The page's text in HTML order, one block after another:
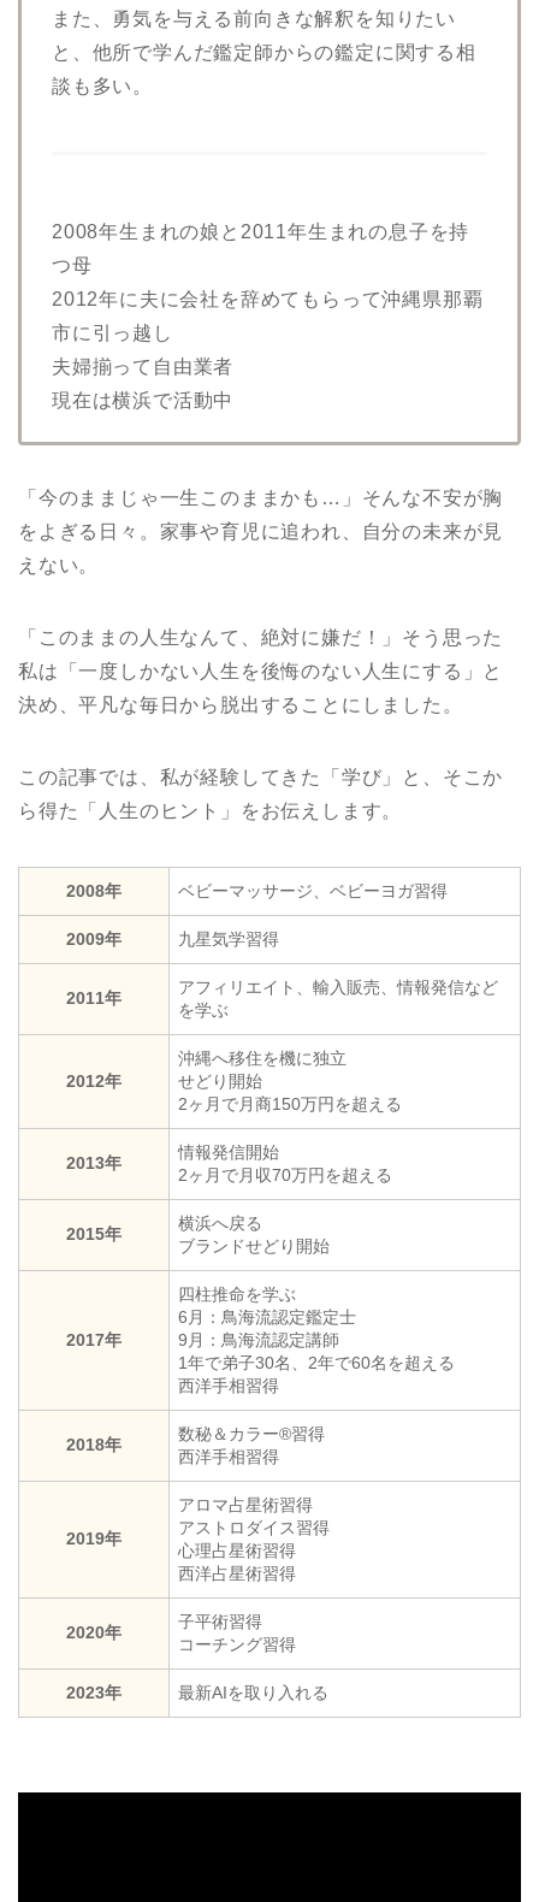
また、勇気を与える前向きな解釈を知りたい
と、他所で学んだ鑑定師からの鑑定に関する相
談も多い。
2008年生まれの娘と2011年生まれの息子を持
つ母
2012年に夫に会社を辞めてもらって沖縄県那覇
市に引っ越し
夫婦揃って自由業者
現在は横浜で活動中
「今のままじゃ一生このままかも…」そんな不安が胸
をよぎる日々。家事や育児に追われ、自分の未来が見
えない。
「このままの人生なんて、絶対に嫌だ！」そう思った
私は「一度しかない人生を後悔のない人生にする」と
決め、平凡な毎日から脱出することにしました。
この記事では、私が経験してきた「学び」と、そこか
ら得た「人生のヒント」をお伝えします。
2008年 ベビーマッサージ、ベビーヨガ習得
2009年 九星気学習得
2011年
アフィリエイト、輸入販売、情報発信など
を学ぶ
2012年
沖縄へ移住を機に独立
せどり開始
2ヶ月で月商150万円を超える
2013年
情報発信開始
2ヶ月で月収70万円を超える
2015年
横浜へ戻る
ブランドせどり開始
2017年
四柱推命を学ぶ
6月：鳥海流認定鑑定士
9月：鳥海流認定講師
1年で弟子30名、2年で60名を超える
西洋手相習得
2018年
数秘＆カラー®︎習得
西洋手相習得
2019年
アロマ占星術習得
アストロダイス習得
心理占星術習得
西洋占星術習得
2020年
子平術習得
コーチング習得
2023年 最新AIを取り入れる